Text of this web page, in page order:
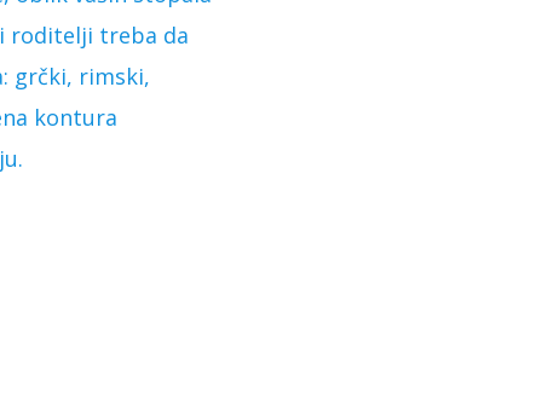
roditelji treba da
grčki, rimski,
kontura